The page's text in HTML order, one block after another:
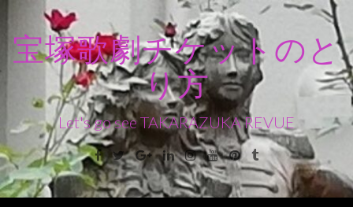
ン
ス
キ
ッ
宝塚歌劇チケットのと
り方
Let's go see TAKARAZUKA REVUE
Facebook
TwitterGoogle+LinkedinInstagram
YoutubePinterest
Tumblr